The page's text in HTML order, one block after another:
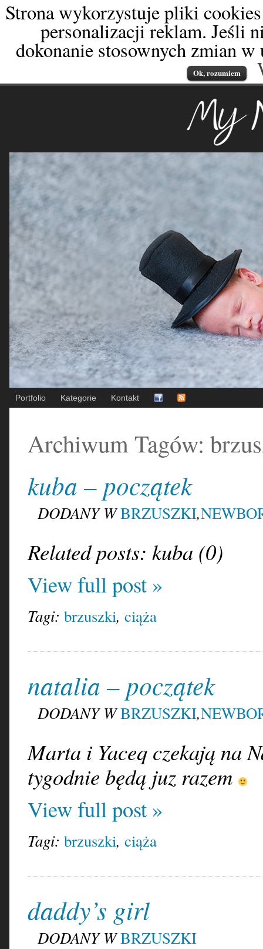
Strona wykorzystuje pliki
personalizacji reklam. Jeśli
dokonanie stosownych zmian
Ok, rozumiem
My Newborn
fotografia od dnia
Portfolio Kategorie Kontakt
Archiwum Tagów:
kuba – początek
DODANY WBRZUSZKI,
Related posts: kuba (0)
View full post »
Tagi: brzuszki, ciąża
natalia – początek
DODANY WBRZUSZKI,
Marta i Yaceq czekają na
tygodnie będą juz razem
View full post »
Tagi: brzuszki, ciąża
daddy’s girl
DODANY WBRZUSZKI